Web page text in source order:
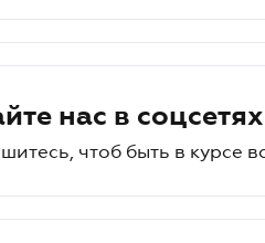
нас в
чтоб быть в курсе